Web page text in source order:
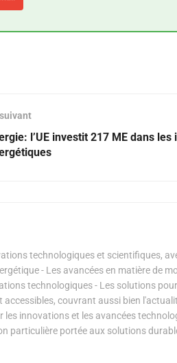
l’UE investit 217 ME dans
technologiques et scientifiques,
- Les avancées en matière de
technologiques - Les solutions
couvrant aussi bien
innovations et les avancées
particulière portée aux solutions